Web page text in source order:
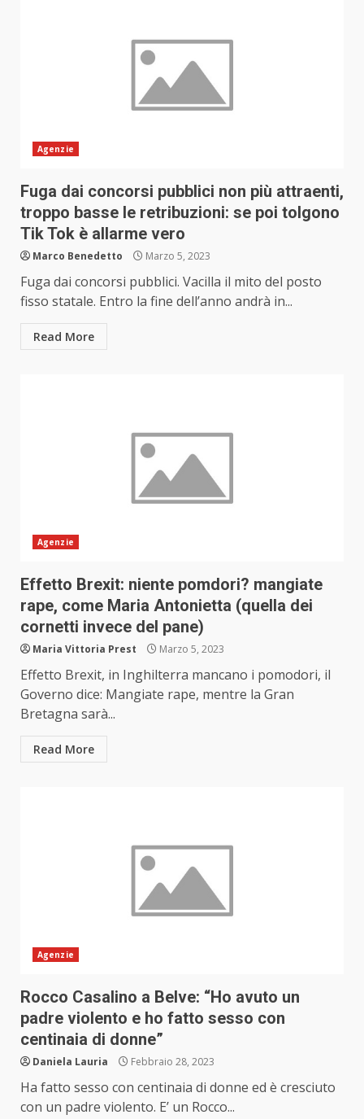
Agenzie
Fuga dai concorsi pubblici non più attraenti,
troppo basse le retribuzioni: se poi tolgono
Tik Tok è allarme vero
Marco Benedetto Marzo 5, 2023
Fuga dai concorsi pubblici. Vacilla il mito del posto
fisso statale. Entro la fine dell’anno andrà in...
Read More
Agenzie
Effetto Brexit: niente pomdori? mangiate
rape, come Maria Antonietta (quella dei
cornetti invece del pane)
Maria Vittoria Prest Marzo 5, 2023
Effetto Brexit, in Inghilterra mancano i pomodori, il
Governo dice: Mangiate rape, mentre la Gran
Bretagna sarà...
Read More
Agenzie
Rocco Casalino a Belve: “Ho avuto un
padre violento e ho fatto sesso con
centinaia di donne”
Daniela Lauria Febbraio 28, 2023
Ha fatto sesso con centinaia di donne ed è cresciuto
con un padre violento. E’ un Rocco...